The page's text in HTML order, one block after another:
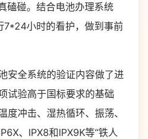
磕碰。结合电池办理系统
7*24小时的看护，做到事前
安全系统的验证内容做了进
试验高于国标要求的基础
度冲击、湿热循环、振荡、
、IPX8和IPX9K等“铁人